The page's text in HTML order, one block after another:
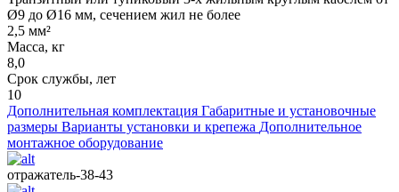
Ø9 до Ø16 мм, сечением жил не более
2,5 мм²
Масса, кг
8,0
Срок службы, лет
10
Дополнительная комплектация Габаритные и установочные
размеры Варианты установки и крепежа Дополнительное
монтажное оборудование
отражатель-38-43